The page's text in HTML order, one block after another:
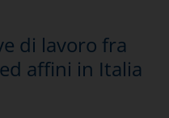
di lavoro fra
affini in Italia